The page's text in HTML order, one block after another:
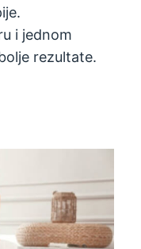
i jednom
rezultate.